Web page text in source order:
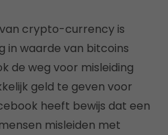
crypto-currency is
in waarde van bitcoins
de weg voor misleiding
geld te geven voor
heeft bewijs dat een
misleiden met